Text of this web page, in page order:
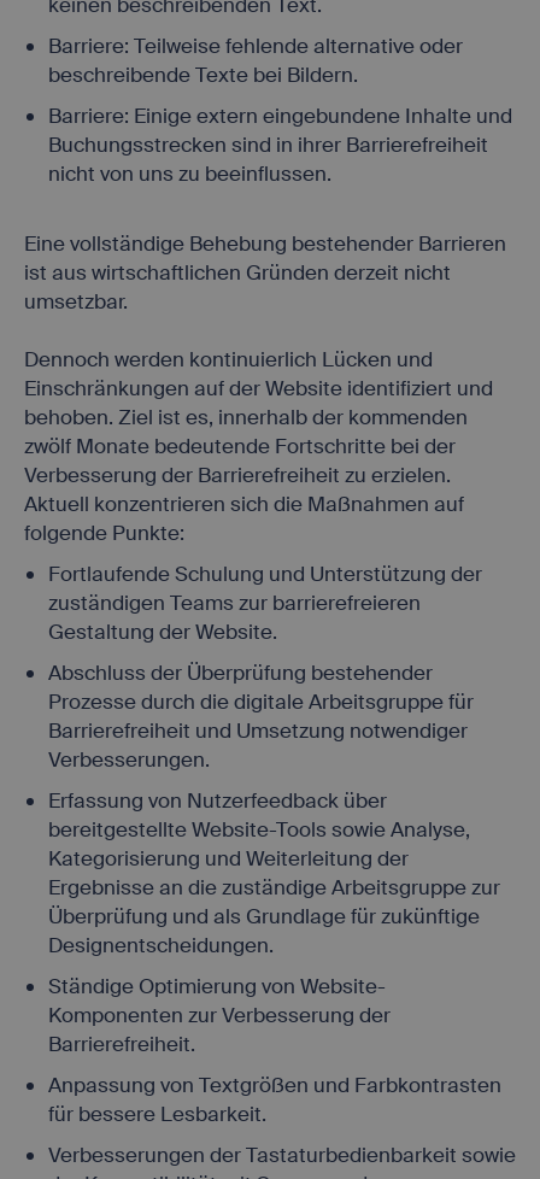
Barriere: Teilweise fehlende alternative oder
beschreibende Texte bei Bildern.
Barriere: Einige extern eingebundene Inhalte und
Buchungsstrecken sind in ihrer Barrierefreiheit
nicht von uns zu beeinflussen.
Eine vollständige Behebung bestehender Barrieren
ist aus wirtschaftlichen Gründen derzeit nicht
umsetzbar.
Dennoch werden kontinuierlich Lücken und
Einschränkungen auf der Website identifiziert und
behoben. Ziel ist es, innerhalb der kommenden
zwölf Monate bedeutende Fortschritte bei der
Verbesserung der Barrierefreiheit zu erzielen.
Aktuell konzentrieren sich die Maßnahmen auf
folgende Punkte:
Fortlaufende Schulung und Unterstützung der
zuständigen Teams zur barrierefreieren
Gestaltung der Website.
Abschluss der Überprüfung bestehender
Prozesse durch die digitale Arbeitsgruppe für
Barrierefreiheit und Umsetzung notwendiger
Verbesserungen.
Erfassung von Nutzerfeedback über
bereitgestellte Website-Tools sowie Analyse,
Kategorisierung und Weiterleitung der
Ergebnisse an die zuständige Arbeitsgruppe zur
Überprüfung und als Grundlage für zukünftige
Designentscheidungen.
Ständige Optimierung von Website-
Komponenten zur Verbesserung der
Barrierefreiheit.
Anpassung von Textgrößen und Farbkontrasten
für bessere Lesbarkeit.
Verbesserungen der Tastaturbedienbarkeit sowie